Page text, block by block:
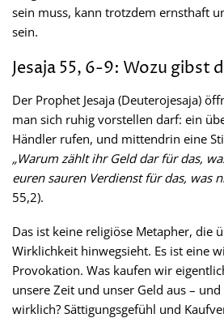
sein muss, kann trotzdem ernsthaft
sein.
Jesaja 55, 6-9: Wozu gibst
Der Prophet Jesaja (Deuterojesaja)
man sich ruhig vorstellen darf: ein
Händler rufen, und mittendrin eine
„Warum zählt ihr Geld dar für das,
euren sauren Verdienst für das, was
55,2).
Das ist keine religiöse Metapher, die
Wirklichkeit hinwegsieht. Es ist eine
Provokation. Was kaufen wir
unsere Zeit und unser Geld aus –
wirklich? Sättigungsgefühl und